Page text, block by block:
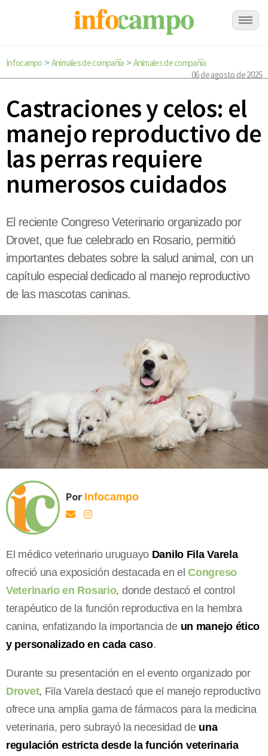
Infocampo > Animales de compañía > Animales de compañía
06 de agosto de 2025
Castraciones y celos: el
manejo reproductivo de
las perras requiere
numerosos cuidados
El reciente Congreso Veterinario organizado por
Drovet, que fue celebrado en Rosario, permitió
importantes debates sobre la salud animal, con un
capítulo especial dedicado al manejo reproductivo
de las mascotas caninas.
Por Infocampo
El médico veterinario uruguayo Danilo Fila Varela
ofreció una exposición destacada en elCongreso
Veterinario en Rosario, donde destacó el control
terapéutico de la función reproductiva en la hembra
canina, enfatizando la importancia deun manejo ético
y personalizado en cada caso.
Durante su presentación en el evento organizado por
Drovet, Fila Varela destacó que el manejo reproductivo
ofrece una amplia gama de fármacos para la medicina
veterinaria, pero subrayó la necesidad de una
regulación estricta desde la función veterinaria